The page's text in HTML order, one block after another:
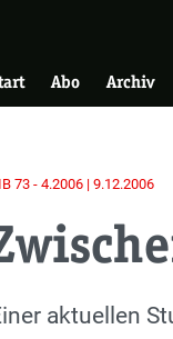
Abo Archiv
73 - 4.2006 | 9.12.2006
aktuellen